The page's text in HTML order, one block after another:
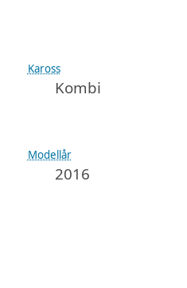
Kaross
Kombi
Modellår
2016